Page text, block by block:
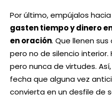
Por último, empújalos
gasten tiempo y dinero
en oración. Que llenen
pero no de silencio interior.
pero nunca de virtudes.
fecha que alguna vez
convierta en un desfile de